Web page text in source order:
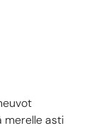
merelle asti